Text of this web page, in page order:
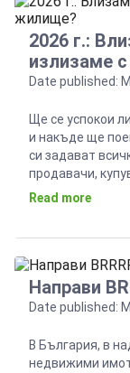
2026 г.:
излизаме
Date published:
Ще се успокои
и накъде ще
си задават
продавачи,
влизането на
Read more
Направи
Date published:
В България, в
недвижими